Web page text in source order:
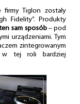
firmy Tiglon zostały
Fidelity”. Produkty
sam sposób– pod
urządzeniami. Tym
zintegrowanym
w tej roli bardziej